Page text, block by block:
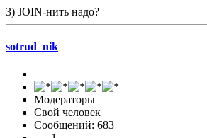
3) JOIN-нить надо?
sotrud_nik
Модераторы
Свой человек
Сообщений: 683